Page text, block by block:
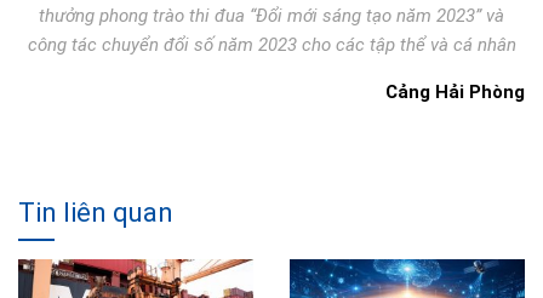
thưởng phong trào thi đua “Đổi mới sáng tạo năm 2023” và
công tác chuyển đổi số năm 2023 cho các tập thể và cá nhân
Cảng Hải Phòng
Tin liên quan